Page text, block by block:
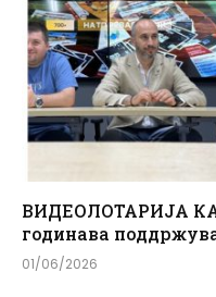
ВИДЕОЛОТАРИЈА
годинава
01/06/2026